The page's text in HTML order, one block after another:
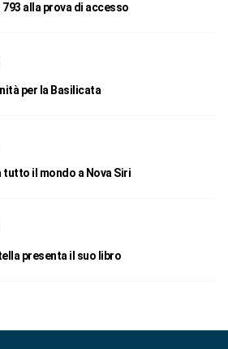
alla prova di accesso
per la Basilicata
tutto il mondo a Nova Siri
presenta il suo libro